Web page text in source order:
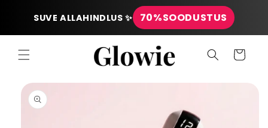
sisu
juurde
SUVE ALLAHINDLUS ✨ 70%SOODUSTUS
Käru
Jätke
tooteteabe
juurde